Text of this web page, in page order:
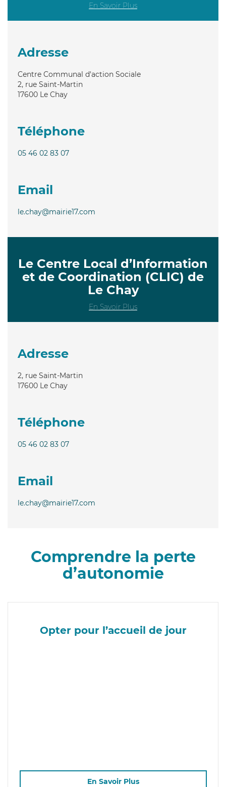
En Savoir Plus
Adresse
Centre Communal d'action Sociale
2, rue Saint-Martin
17600 Le Chay
Téléphone
05 46 02 83 07
Email
le.chay@mairie17.com
Le Centre Local d’Information
et de Coordination (CLIC) de
Le Chay
En Savoir Plus
Adresse
2, rue Saint-Martin
17600 Le Chay
Téléphone
05 46 02 83 07
Email
le.chay@mairie17.com
Comprendre la perte
d’autonomie
Opter pour l’accueil de jour
En Savoir Plus